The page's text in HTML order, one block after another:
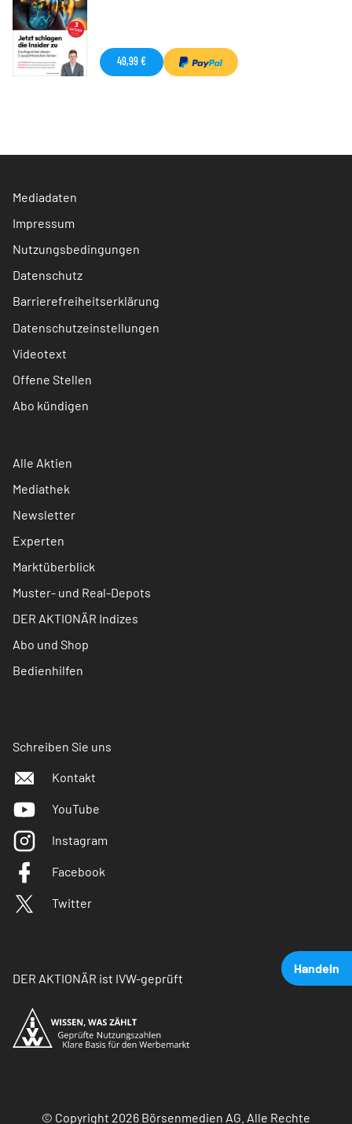
Handeln
49,99 €
Mediadaten
Impressum
Nutzungsbedingungen
Datenschutz
Barrierefreiheitserklärung
Datenschutzeinstellungen
Videotext
Offene Stellen
Abo kündigen
Alle Aktien
Mediathek
Newsletter
Experten
Marktüberblick
Muster- und Real-Depots
DER AKTIONÄR Indizes
Abo und Shop
Bedienhilfen
Schreiben Sie uns
Kontakt
YouTube
Instagram
Facebook
Twitter
DER AKTIONÄR ist IVW-geprüft
© Copyright 2026 Börsenmedien AG. Alle Rechte